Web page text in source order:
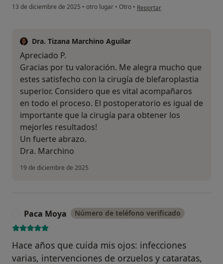
13 de diciembre de 2025 • otro lugar • Otro • en opinión del usuario PAS
Reportar
Dra. Tizana Marchino Aguilar
Apreciado P.
Gracias por tu valoración. Me alegra mucho que
estes satisfecho con la cirugía de blefaroplastia
superior. Considero que es vital acompañaros
en todo el proceso. El postoperatorio es igual de
importante que la cirugía para obtener los
mejorles resultados!
Un fuerte abrazo.
Dra. Marchino
19 de diciembre de 2025
Paca Moya Número de teléfono verificado
Hace años que cuida mis ojos: infecciones
varias, intervenciones de orzuelos y cataratas,